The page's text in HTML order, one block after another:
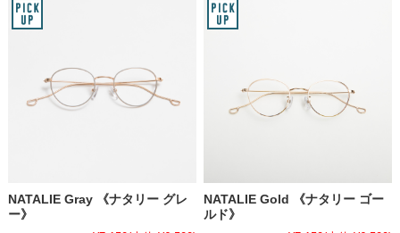
NATALIE Gray 《ナタリー グレ
ー》
NATALIE Gold 《ナタリー ゴー
ルド》